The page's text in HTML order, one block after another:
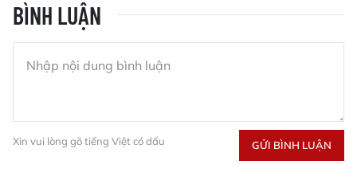
BÌNH LUẬN
Xin vui lòng gõ tiếng Việt có dấu GỬI BÌNH LUẬN